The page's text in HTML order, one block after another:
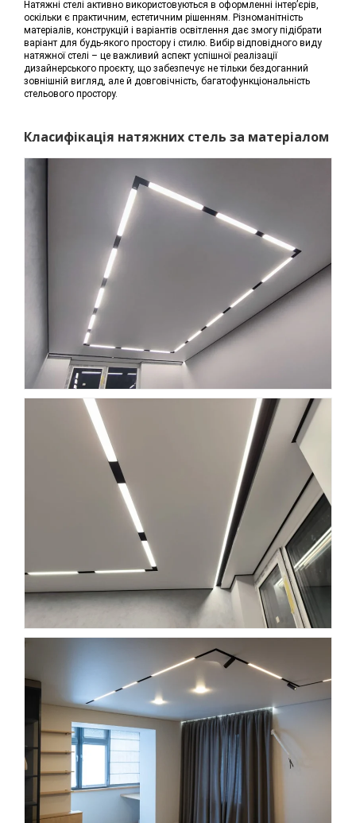
Натяжні стелі активно використовуються в оформленні інтер’єрів,
оскільки є практичним, естетичним рішенням. Різноманітність
матеріалів, конструкцій і варіантів освітлення дає змогу підібрати
варіант для будь-якого простору і стилю. Вибір відповідного виду
натяжної стелі – це важливий аспект успішної реалізації
дизайнерського проєкту, що забезпечує не тільки бездоганний
зовнішній вигляд, але й довговічність, багатофункціональність
стельового простору.
Класифікація натяжних стель за матеріалом